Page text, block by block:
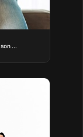
...